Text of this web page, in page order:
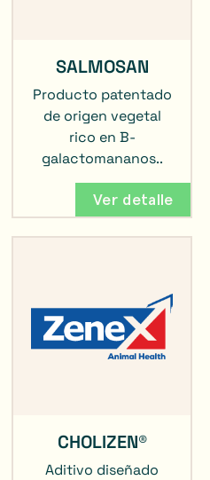
SALMOSAN
Producto patentado
de origen vegetal
rico en B-
galactomananos..
Ver detalle
CHOLIZEN®
Aditivo diseñado